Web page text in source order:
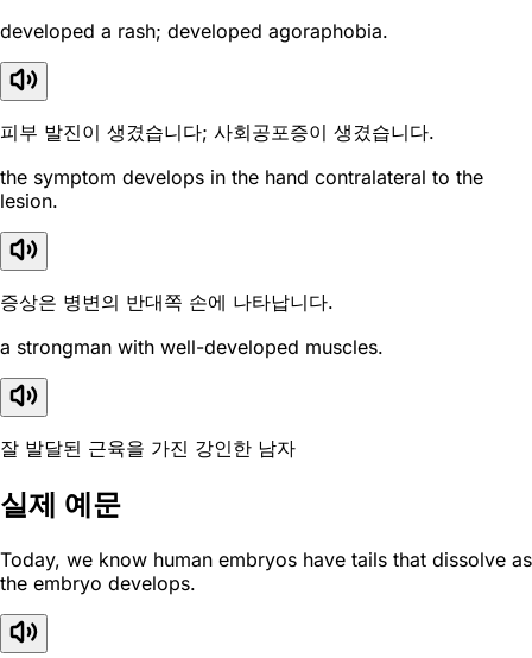
developed a rash; developed agoraphobia.
피부 발진이 생겼습니다; 사회공포증이 생겼습니다.
the symptom develops in the hand contralateral to the
lesion.
증상은 병변의 반대쪽 손에 나타납니다.
a strongman with well-developed muscles.
잘 발달된 근육을 가진 강인한 남자
실제 예문
Today, we know human embryos have tails that dissolve as
the embryo develops.